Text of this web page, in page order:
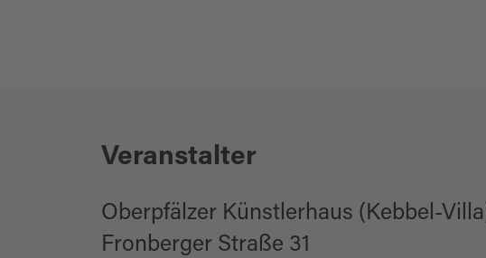
Veranstalter
Oberpfälzer Künstlerhaus (Kebbel-
Fronberger Straße 31